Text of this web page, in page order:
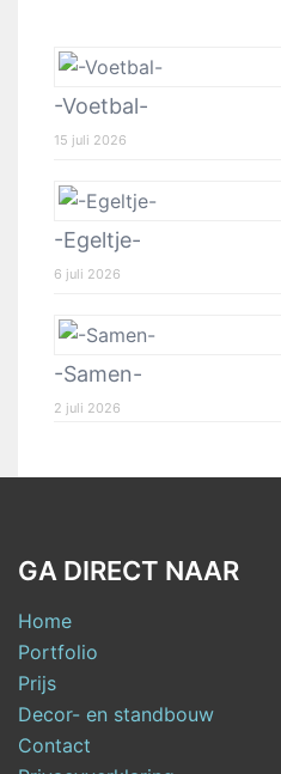
-Voetbal-
15 juli 2026
-Egeltje-
6 juli 2026
-Samen-
2 juli 2026
GA DIRECT NAAR
Home
Portfolio
Prijs
Decor- en standbouw
Contact